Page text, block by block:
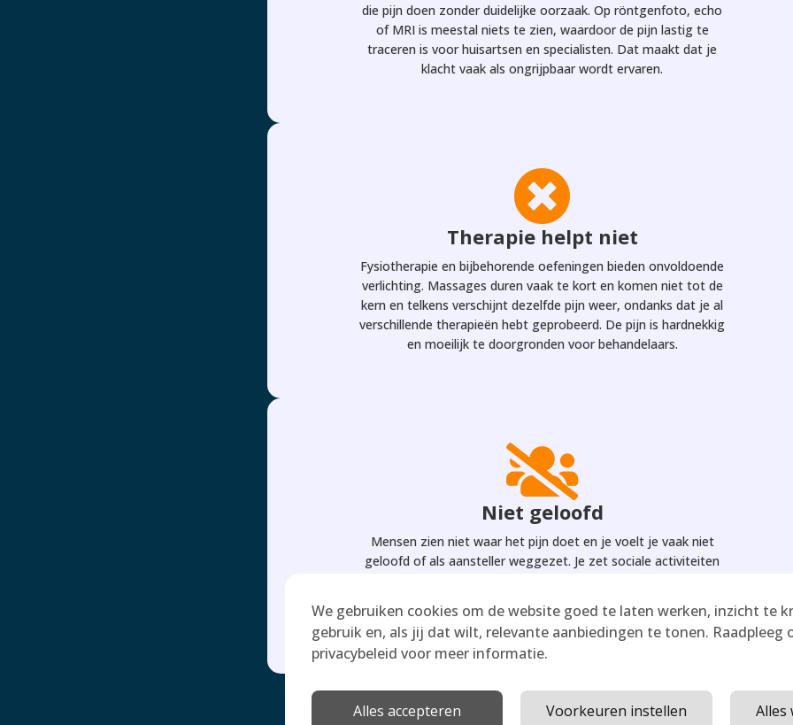
die pijn doen zonder duidelijke oorzaak. Op röntgenfoto, echo
of MRI is meestal niets te zien, waardoor de pijn lastig te
traceren is voor huisartsen en specialisten. Dat maakt dat je
klacht vaak als ongrijpbaar wordt ervaren.

Therapie helpt niet
Fysiotherapie en bijbehorende oefeningen bieden onvoldoende
verlichting. Massages duren vaak te kort en komen niet tot de
kern en telkens verschijnt dezelfde pijn weer, ondanks dat je al
verschillende therapieën hebt geprobeerd. De pijn is hardnekkig
en moeilijk te doorgronden voor behandelaars.

Niet geloofd
Mensen zien niet waar het pijn doet en je voelt je vaak niet
geloofd of als aansteller weggezet. Je zet sociale activiteiten
over nieuwe therapieën.
herkennen deze ongrijpbare pijn en er wordt niet naar je geluisterd.
We gebruiken cookies om de website goed te laten werken, inzicht te
gebruik en, als jij dat wilt, relevante aanbiedingen te tonen. Raadpleeg
privacybeleid voor meer informatie.
Alles accepteren Voorkeuren instellen Alles